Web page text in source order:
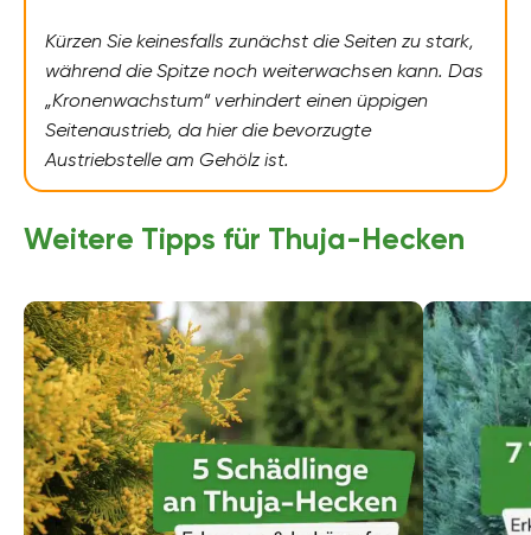
Kürzen Sie keinesfalls zunächst die Seiten zu stark,
während die Spitze noch weiterwachsen kann. Das
„Kronenwachstum“ verhindert einen üppigen
Seitenaustrieb, da hier die bevorzugte
Austriebstelle am Gehölz ist.
Weitere Tipps für Thuja-Hecken